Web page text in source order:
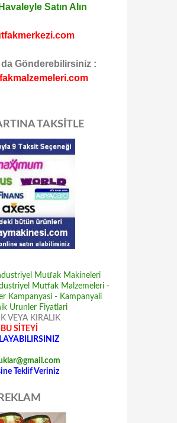
Satın Alın
da Gönderebilirsiniz :
TAKSİTLE
VEYA KIRALIK
BU SİTEYİ
Teklif Veriniz
REKLAM